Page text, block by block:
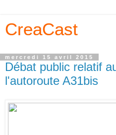
CreaCast
mercredi 15 avril 2015
Débat public relatif
l'autoroute A31bis